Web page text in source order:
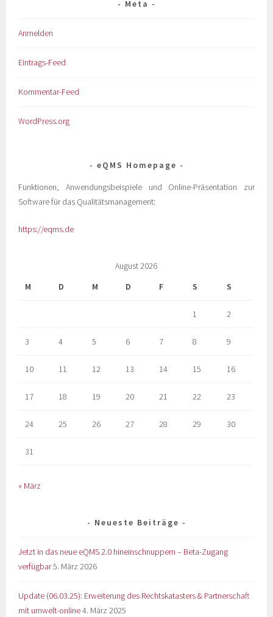
Meta
Anmelden
Eintrags-Feed
Kommentar-Feed
WordPress.org
eQMS Homepage
Funktionen, Anwendungsbeispiele und Online-Präsentation zur
Software für das Qualitätsmanagement:
https://eqms.de
August 2026
M
D M D F S S
1 2
3 4 5 6 7 8 9
10 11 12 13 14 15 16
17 18 19 20 21 22 23
24 25 26 27 28 29 30
31
« März
Neueste Beiträge
Jetzt in das neue eQMS 2.0 hineinschnuppern – Beta-Zugang
verfügbar5. März 2026
Update (06.03.25): Erweiterung des Rechtskatasters & Partnerschaft
mit umwelt-online4. März 2025